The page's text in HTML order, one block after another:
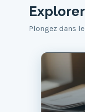
Plongez dans